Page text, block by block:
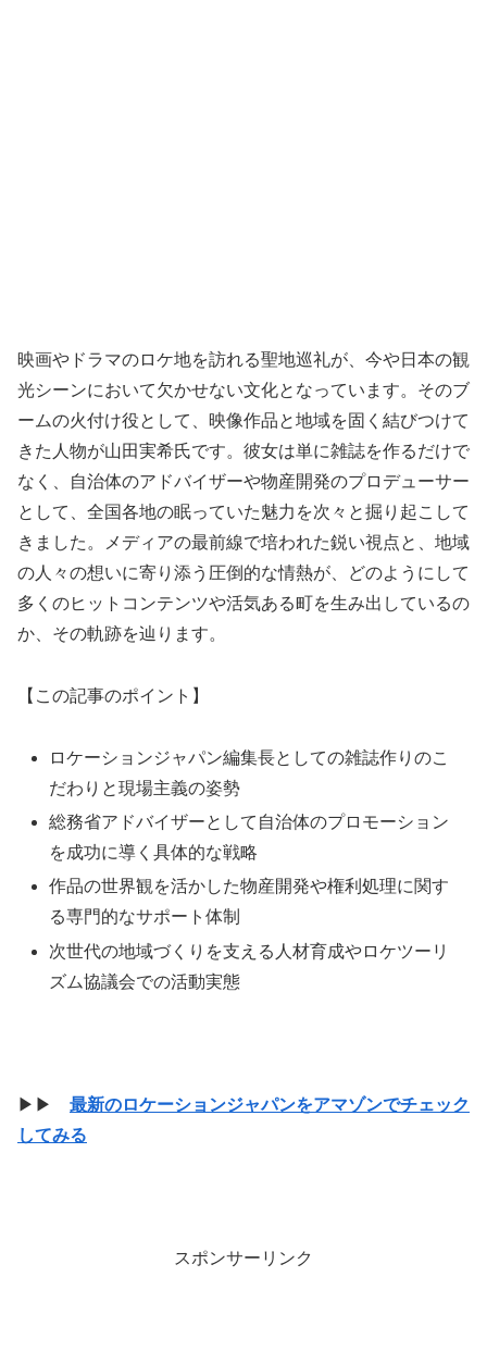
映画やドラマのロケ地を訪れる聖地巡礼が、今や日本の観
光シーンにおいて欠かせない文化となっています。そのブ
ームの火付け役として、映像作品と地域を固く結びつけて
きた人物が山田実希氏です。彼女は単に雑誌を作るだけで
なく、自治体のアドバイザーや物産開発のプロデューサー
として、全国各地の眠っていた魅力を次々と掘り起こして
きました。メディアの最前線で培われた鋭い視点と、地域
の人々の想いに寄り添う圧倒的な情熱が、どのようにして
多くのヒットコンテンツや活気ある町を生み出しているの
か、その軌跡を辿ります。
【この記事のポイント】
ロケーションジャパン編集長としての雑誌作りのこ
だわりと現場主義の姿勢
総務省アドバイザーとして自治体のプロモーション
を成功に導く具体的な戦略
作品の世界観を活かした物産開発や権利処理に関す
る専門的なサポート体制
次世代の地域づくりを支える人材育成やロケツーリ
ズム協議会での活動実態
▶▶ 最新のロケーションジャパンをアマゾンでチェック
してみる
スポンサーリンク